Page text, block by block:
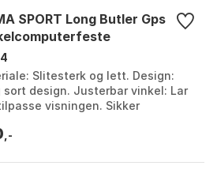
bikepacking og ritt i kupert
høydemåling, mens støtte
dekker puls, kadens,
fagperson vurderer jeg
kart og navigasjonsverktøy som
og værforhold vanlig i
og
er den best for ryttere
medfølger.
SPORT Long Butler Gps
Slitesterk og lett. Design:
sort design. Justerbar vinkel: Lar
visningen. Sikker
,-